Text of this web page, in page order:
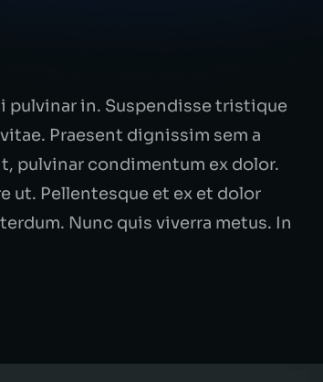
pulvinar in. Suspendisse tristique
Praesent dignissim sem a
pulvinar condimentum ex dolor.
ut. Pellentesque et ex et dolor
Nunc quis viverra metus. In